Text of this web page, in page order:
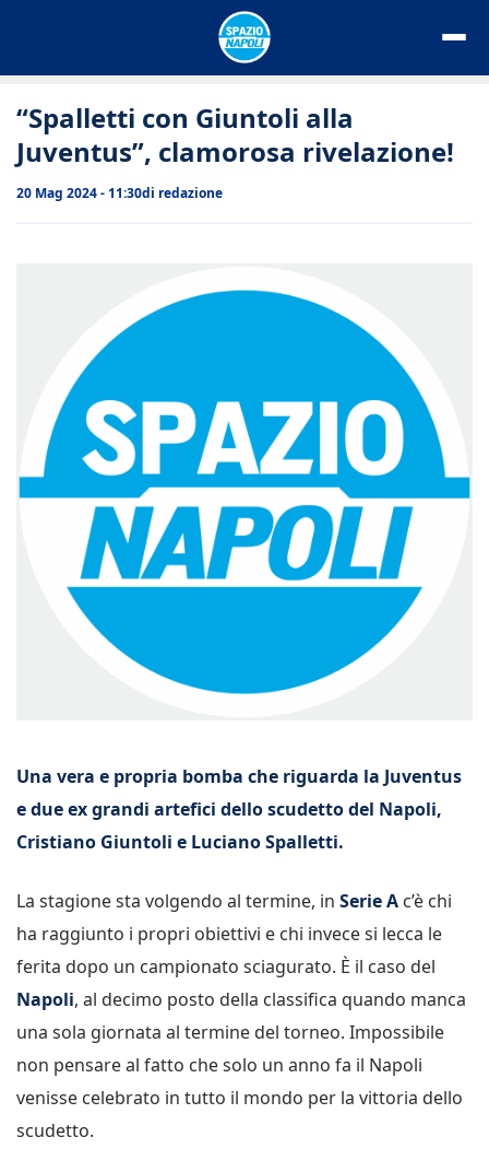
“Spalletti con Giuntoli alla
Juventus”, clamorosa rivelazione!
20 Mag 2024 - 11:30di redazione
Una vera e propria bomba che riguarda la Juventus
e due ex grandi artefici dello scudetto del Napoli,
Cristiano Giuntoli e Luciano Spalletti.
La stagione sta volgendo al termine, in Serie A c’è chi
ha raggiunto i propri obiettivi e chi invece si lecca le
ferita dopo un campionato sciagurato. È il caso del
Napoli, al decimo posto della classifica quando manca
una sola giornata al termine del torneo. Impossibile
non pensare al fatto che solo un anno fa il Napoli
venisse celebrato in tutto il mondo per la vittoria dello
scudetto.